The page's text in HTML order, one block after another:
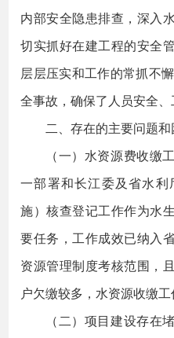
内部安全隐患排查，深入
切实抓好在建工程的安全
层层压实和工作的常抓不
全事故，确保了人员安全、
二、存在的主要问题
（一）水资源费收缴
一部署和长江委及省水
施）核查登记工作作为水
要任务，工作成效已纳入
资源管理制度考核范围，
户欠缴较多，水资源收缴工
（二）项目建设存在